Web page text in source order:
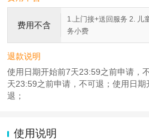
费用不含
1.上门接+送回服务 2. 儿
务小费
退款说明
使用日期开始前7天23:59之前申请，
天23:59之前申请，不可退；使用日
退；
使用说明